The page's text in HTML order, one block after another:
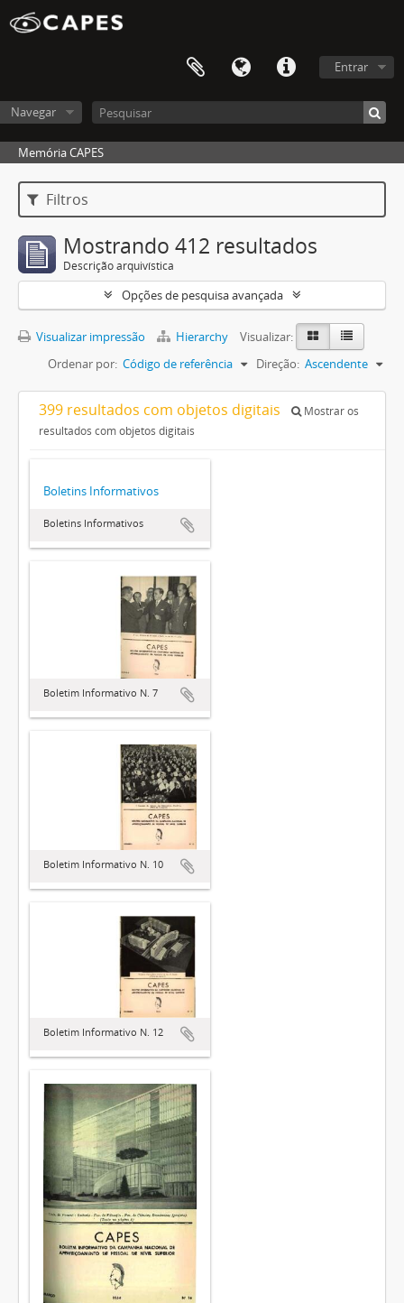
Entrar
Navegar
Memória CAPES
Filtros
Mostrando 412 resultados
Descrição arquivística
Opções de pesquisa avançada
Visualizar impressão Hierarchy
Visualizar:
Ordenar por: Código de referência Direção: Ascendente
399 resultados com objetos digitais
Mostrar os
resultados com objetos digitais
Boletins Informativos
Boletins Informativos
Boletim Informativo N. 7
Boletim Informativo N. 10
Boletim Informativo N. 12